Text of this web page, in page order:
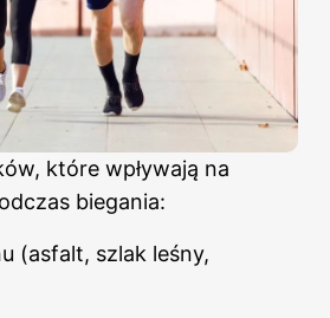
które wpływają na
biegania:
(asfalt, szlak leśny,